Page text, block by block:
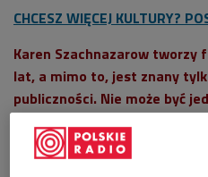
CHCESZ WIĘCEJ KULTURY?
Karen Szachnazarow tworzy
lat, a mimo to, jest znany
publiczności. Nie może być
prezentowane w naszym kraju.